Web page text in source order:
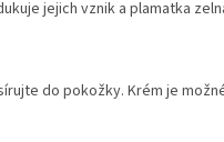
jejich vznik a plamatka
do pokožky. Krém je